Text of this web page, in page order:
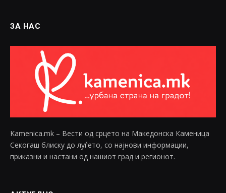
ЗА НАС
Kamenica.mk – Вести од срцето на Македонска Каменица
Секогаш блиску до луѓето, со најнови информации,
приказни и настани од нашиот град и регионот.